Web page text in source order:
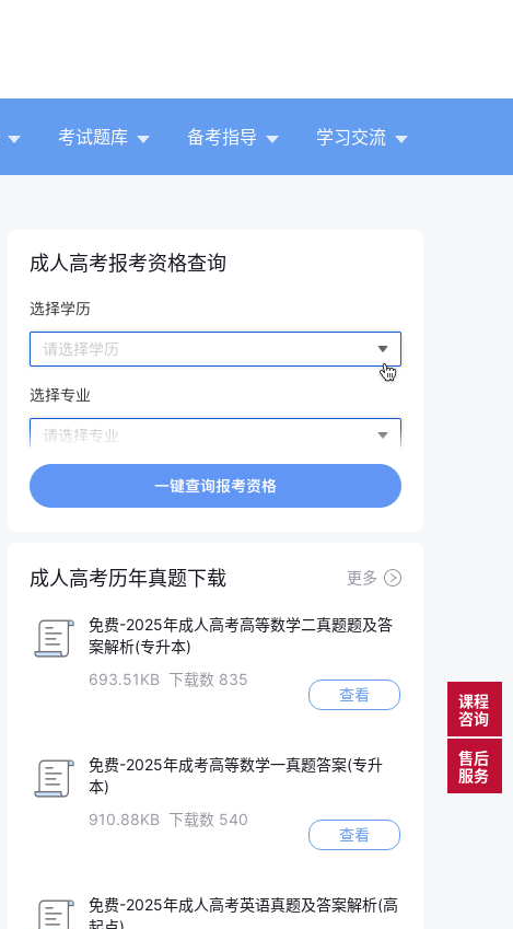
考试题库 备考指导 学习交流
成人高考报考资格查询
成人高考历年真题下载 更多
免费-2025年成人高考高等数学二真题题及答
案解析(专升本)
693.51KB 下载数 835
查看
免费-2025年成考高等数学一真题答案(专升
本)
910.88KB 下载数 540
查看
免费-2025年成人高考英语真题及答案解析(高
课程
咨询
售后
服务